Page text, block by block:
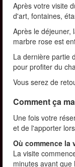
Après votre visite
d'art, fontaines,
Après le déjeuner,
marbre rose est
La dernière partie
pour profiter du
Vous serez de
Comment ça
Une fois votre
et de l'apporter
Où commence la
La visite
minutes avant que